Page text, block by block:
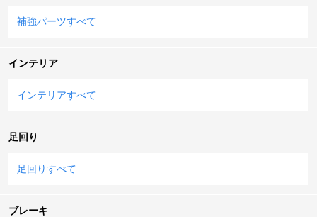
補強パーツすべて
インテリア
インテリアすべて
足回り
足回りすべて
ブレーキ